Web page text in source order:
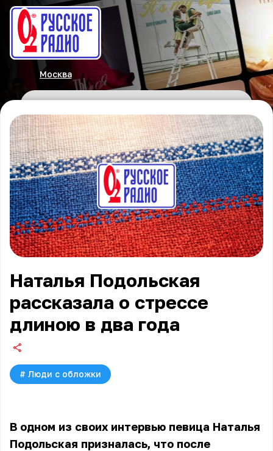
Москва
Наталья Подольская
рассказала о стрессе
длиною в два года
# Люди с обложки
В одном из своих интервью певица Наталья
Подольская призналась, что после